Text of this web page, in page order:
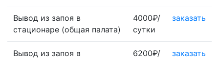
Вывод из запоя в
стационаре (общая палата)
4000₽/
сутки
заказать
Вывод из запоя в
6200₽/
заказать